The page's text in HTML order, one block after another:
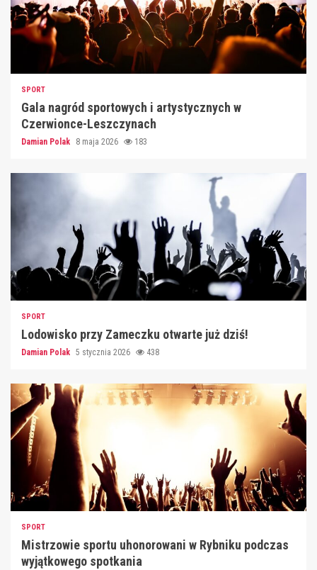
SPORT
Gala nagród sportowych i artystycznych w
Czerwionce-Leszczynach
Damian Polak 8 maja 2026 183
SPORT
Lodowisko przy Zameczku otwarte już dziś!
Damian Polak 5 stycznia 2026 438
SPORT
Mistrzowie sportu uhonorowani w Rybniku podczas
wyjątkowego spotkania